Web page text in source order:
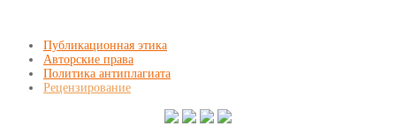
Публикационная этика
Авторские права
Политика антиплагиата
Рецензирование